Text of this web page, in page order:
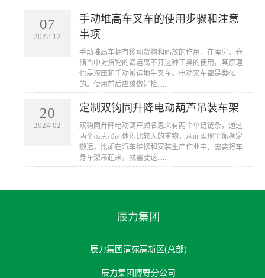
07
2022-12
手动堆高车叉车的使用步骤和注意
事项
手动堆高车拥有移动货物和码放的作用，在库房、仓
储当中对货物的调运离不开这种工具的使用，其原理
也是液压和手动搬运地牛叉车​、电动叉车都是类似
的。使用前后应该做好检......
20
2024-02
定制双钩同升降电动葫芦吊装车架
双钩同升降电动葫芦顾名思义有两个单链链条，通过
两个吊点吊起体积比较大的重物，从而实现平衡稳定
搬运。比如在汽车维修和安装生产作业中，需要将车
身车架吊起来，就需要这......
辰力集团
辰力集团清苑高新区(总部)
辰力集团博野分公司